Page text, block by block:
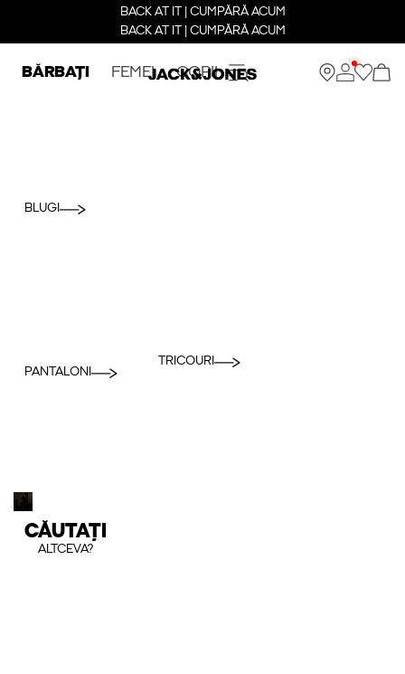
BACK AT IT | CUMPĂRĂ ACUM
BACK AT IT | CUMPĂRĂ ACUM
BĂRBAȚI FEMEI COPII
BLUGI
PANTALONI
TRICOURI
CĂUTAȚI
ALTCEVA?